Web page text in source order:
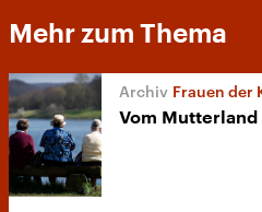
Mehr zum Thema
Frauen der
Vom Mutterland